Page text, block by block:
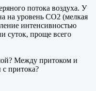
потока воздуха. У
на уровень CO2 (мелкая
интенсивностью
суток, проще всего
Между притоком и
притока?